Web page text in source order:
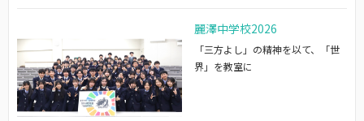
麗澤中学校2026
「三方よし」の精神を以て、「世
界」を教室に